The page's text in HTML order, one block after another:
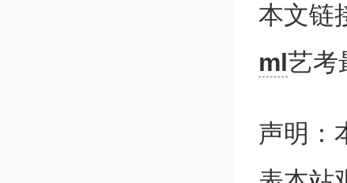
时代教
民航业
时代空
学院、
本文链
ml艺考
声明：